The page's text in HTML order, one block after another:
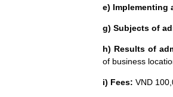
e) Implementing
g) Subjects of
h) Results of
of business
i) Fees: VND 100,